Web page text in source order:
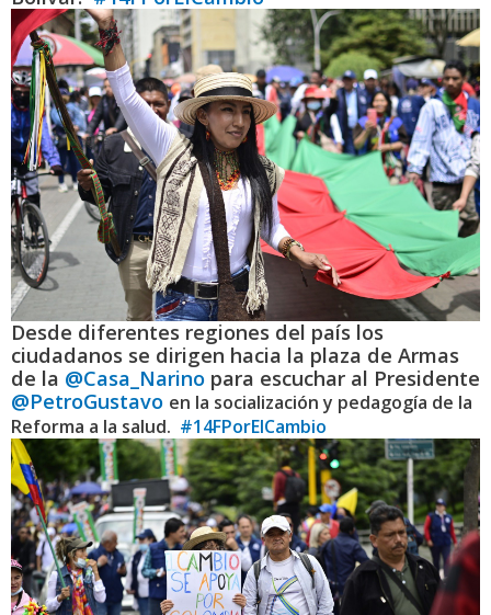
Desde diferentes regiones del país los
ciudadanos se dirigen hacia la plaza de Armas
de la @Casa_Narino para escuchar al Presidente
@PetroGustavo en la socialización y pedagogía de la
Reforma a la salud. #14FPorElCambio